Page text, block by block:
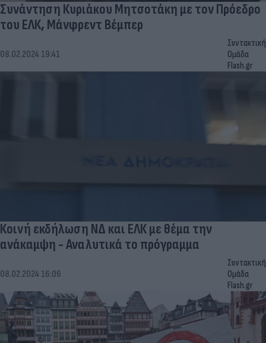
Συνάντηση Κυριάκου Μητσοτάκη με τον Πρόεδρο
του ΕΛΚ, Μάνφρεντ Βέμπερ
08.02.2024 19:41
Συντακτική
Ομάδα
Flash.gr
Κοινή εκδήλωση ΝΔ και ΕΛΚ με θέμα την
ανάκαμψη - Αναλυτικά το πρόγραμμα
08.02.2024 16:06
Συντακτική
Ομάδα
Flash.gr